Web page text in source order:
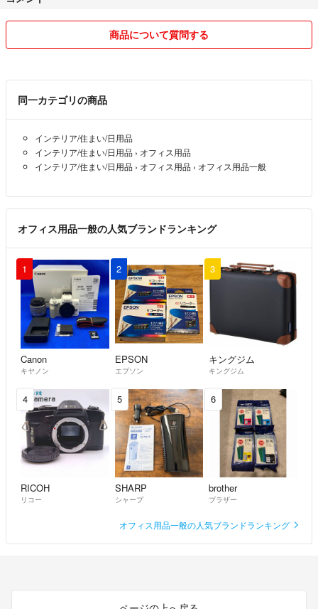
更は可能ですので購入前にコメントください。
・お届けまでは2〜７日程度お時間頂きます。余裕をもってご注文くだ
・プチプチに包んで送らせで頂きます（厚みオーバー場合、プチプチを
使えず場合があります）。
・できるだけお安く販売させて頂く為、梱包は簡易包装となります。
ます。
■定休日
■商品状態について
・長距離輸送を経て国内へ輸入されている為、化粧箱に破れ、傷やへこ
み、汚れなどがある場合がございます。また使用上問題ない程度汚れ、
小傷などがある場合がございます。海外製品にご不安な場合は、申し訳
ございませんがご利用を控え下さい。
・ご使用のモニター環境などによって、画像と現物で多少色味が違って
見える場合があります。
■商品管理
・ペットはいません。タバコも吸いません。
■返品・交換について
・検品して販売させていただいていますが、万が一不良や使用に支障が
あるような商品が届きましたら、返品・交換等しっかりと対応致します
ので、必ず"受取評価前"にご連絡ください。"評価後"では対応できない
場合もございます。
・発送前キャンセルが可能です、お気軽にお申し付けください。
・返送された場合の再送の送料はご購入者様ご負担となります。
商品について質問する
同一カテゴリの商品
インテリア/住まい/日用品
インテリア/住まい/日用品 › オフィス用品
インテリア/住まい/日用品 › オフィス用品 › オフィス用品一般
オフィス用品一般の人気ブランドランキング
1
Canon
キヤノン
2
EPSON
エプソン
3
キングジム
キングジム
4
RICOH
リコー
5
SHARP
シャープ
6
brother
ブラザー
オフィス用品一般の人気ブランドランキング